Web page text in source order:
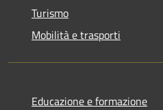
Turismo
Mobilità e trasporti
Educazione e formazione